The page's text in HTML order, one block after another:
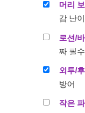
머리
감 난
로션/
짜 필
외투/
방어
작은